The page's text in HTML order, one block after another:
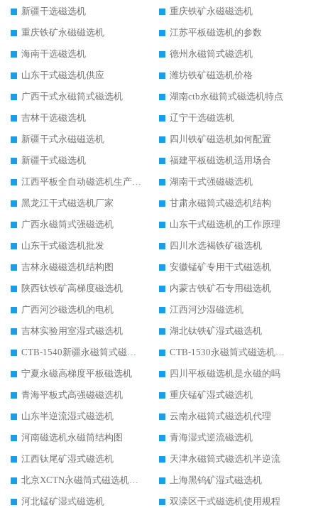
新疆干选磁选机
重庆铁矿永磁磁选机
重庆铁矿永磁磁选机
江苏平板磁选机的参数
海南干选磁选机
德州永磁筒式磁选机
山东干式磁选机供应
潍坊铁矿磁选机价格
广西干式永磁筒式磁选机
湖南ctb永磁筒式磁选机特点
吉林干选磁选机
辽宁干选磁选机
新疆干式永磁磁选机
四川铁矿磁选机如何配置
新疆干式磁选机
福建平板磁选机适用场合
江西平板全自动磁选机生产厂家
湖南干式强磁磁选机
黑龙江干式磁选机厂家
甘肃永磁筒式磁选机结构
广西永磁筒式强磁选机
山东干式磁选机的工作原理
山东干式磁选机批发
四川水选褐铁矿磁选机
吉林永磁磁选机结构图
安徽锰矿专用干式磁选机
陕西钛铁矿高梯度磁选机
内蒙古铁矿石专用磁选机
广西河沙磁选机的电机
江西河沙湿磁选机
吉林实验用室湿式磁选机
湖北钛铁矿湿式磁选机
CTB-1540新疆永磁筒式磁选机
CTB-1530永磁筒式磁选机代理商
宁夏永磁高梯度平板磁选机
四川平板磁选机是永磁的吗
青海平板式高强磁磁选机
重庆锰矿湿式磁选机
山东半逆流湿式磁选机
云南永磁筒式磁选机代理
河南磁选机永磁筒结构图
青海湿式逆流磁选机
江西钛尾矿湿式磁选机
天津永磁筒式磁选机半逆流
北京XCTN永磁筒式磁选机磁块位置
上海黑钨矿湿式磁选机
河北锰矿湿式磁选机
双滦区干式磁选机使用规程